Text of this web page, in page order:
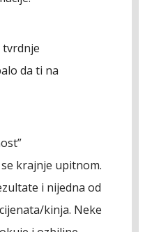
tvrdnje
da ti na
krajnje upitnom.
i nijedna od
kinja. Neke